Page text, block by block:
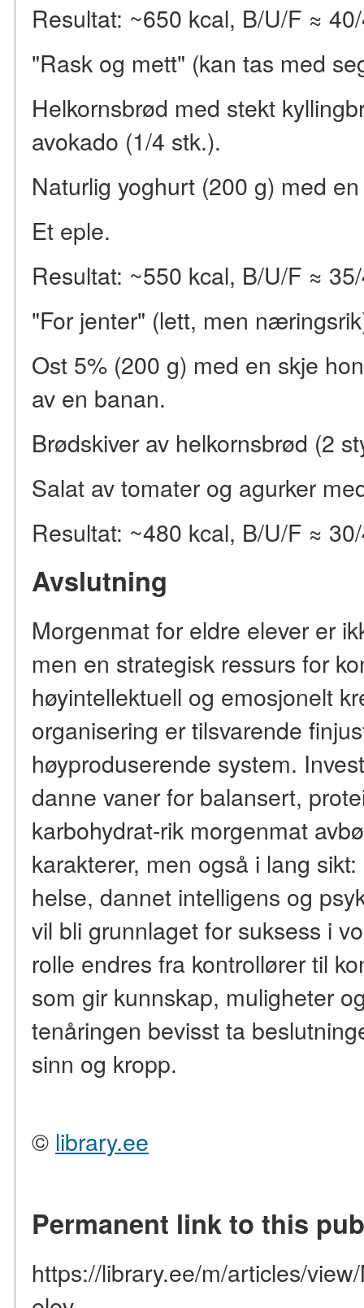
Resultat: ~650 kcal, B/U/F ≈
"Rask og mett" (kan tas med
Helkornsbrød med stekt
avokado (1/4 stk.).
Naturlig yoghurt (200 g) med
Et eple.
Resultat: ~550 kcal, B/U/F ≈
"For jenter" (lett, men
Ost 5% (200 g) med en skje
av en banan.
Brødskiver av helkornsbrød (2
Salat av tomater og agurker
Resultat: ~480 kcal, B/U/F ≈
Avslutning
Morgenmat for eldre elever er
men en strategisk ressurs for
høyintellektuell og emosjonelt
organisering er tilsvarende
høyproduserende system.
danne vaner for balansert,
karbohydrat-rik morgenmat
karakterer, men også i lang
helse, dannet intelligens og
vil bli grunnlaget for suksess i
rolle endres fra kontrollører til
som gir kunnskap, muligheter
tenåringen bevisst ta
sinn og kropp.
© library.ee
Permanent link to this
https://library.ee/m/articles/